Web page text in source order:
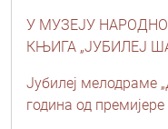
У МУЗЕЈУ
КЊИГА „ЈУБИЛЕЈ
Јубилеј мелодраме
година од премијере